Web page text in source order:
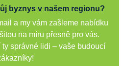
byznys v našem regionu?
a my vám zašleme nabídku
na míru přesně pro vás.
správné lidi – vaše budoucí